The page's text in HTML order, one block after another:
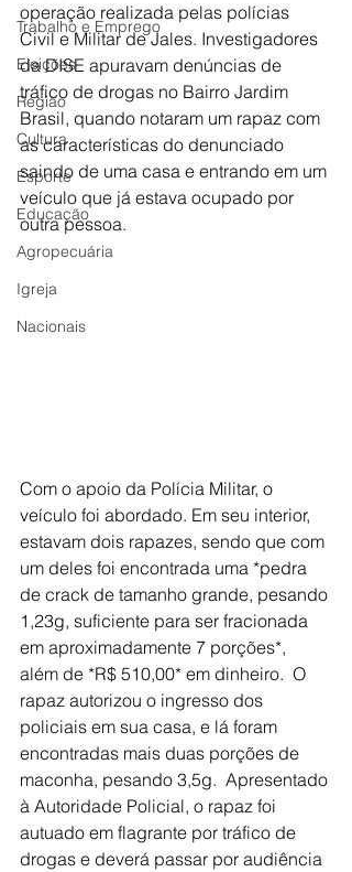
Trabalho e Emprego
Eleições
Região
Cultura
Esporte
Educação
Agropecuária
Igreja
Nacionais
operação realizada pelas polícias
Civil e Militar de Jales. Investigadores
da DISE apuravam denúncias de
tráfico de drogas no Bairro Jardim
Brasil, quando notaram um rapaz com
as características do denunciado
saindo de uma casa e entrando em um
veículo que já estava ocupado por
outra pessoa.
Com o apoio da Polícia Militar, o
veículo foi abordado. Em seu interior,
estavam dois rapazes, sendo que com
um deles foi encontrada uma *pedra
de crack de tamanho grande, pesando
1,23g, suficiente para ser fracionada
em aproximadamente 7 porções*,
além de *R$ 510,00* em dinheiro.  O
rapaz autorizou o ingresso dos
policiais em sua casa, e lá foram
encontradas mais duas porções de
maconha, pesando 3,5g.  Apresentado
à Autoridade Policial, o rapaz foi
autuado em flagrante por tráfico de
drogas e deverá passar por audiência